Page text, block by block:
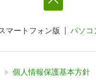
マートフォン版 パソコ
個人情報保護基本方針